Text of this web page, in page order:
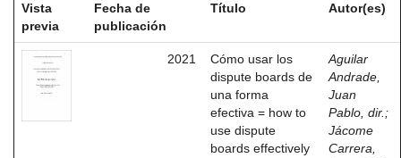
Vista
previa
Fecha de
publicación
Título Autor(es)
2021
Cómo usar los
dispute boards de
una forma
efectiva = how to
use dispute
boards effectively
Aguilar
Andrade,
Juan
Pablo, dir. ;
Jácome
Carrera,